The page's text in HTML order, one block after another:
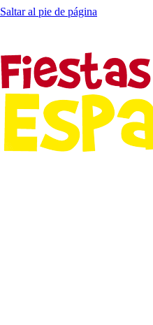
Saltar al pie de página